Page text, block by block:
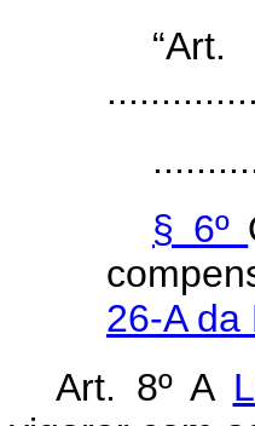
§ 6º
26-A da
Art. 8º A